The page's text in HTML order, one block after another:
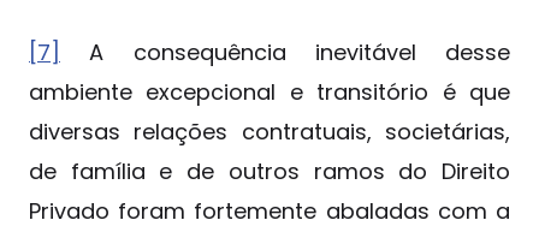
[7]
A consequência inevitável desse
ambiente excepcional e transitório é que
diversas relações contratuais, societárias,
de família e de outros ramos do Direito
Privado foram fortemente abaladas com a